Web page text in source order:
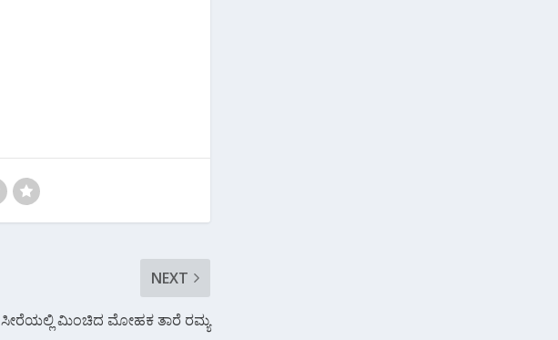
NEXT
ಸೀರೆಯಲ್ಲಿ ಮಿಂಚಿದ ಮೋಹಕ ತಾರೆ ರಮ್ಯ